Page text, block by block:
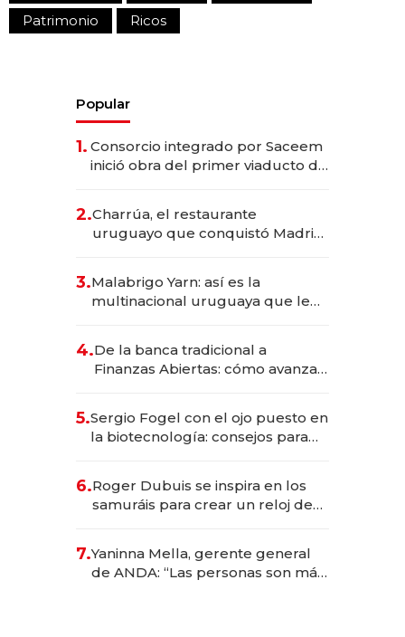
Patrimonio
Ricos
Popular
1. Consorcio integrado por Saceem
inició obra del primer viaducto de
millones
2.Charrúa, el restaurante
uruguayo que conquistó Madrid:
anticipación y prepara apertura
3.Malabrigo Yarn: así es la
multinacional uruguaya que le
4.De la banca tradicional a
Finanzas Abiertas: cómo avanza
5.Sergio Fogel con el ojo puesto en
la biotecnología: consejos para
6.Roger Dubuis se inspira en los
samuráis para crear un reloj de
7.Yaninna Mella, gerente general
de ANDA: “Las personas son más